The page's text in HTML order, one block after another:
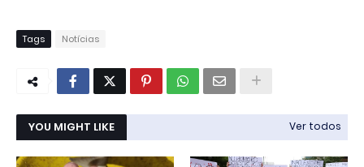
Tags Notícias
YOU MIGHT LIKE Ver todos